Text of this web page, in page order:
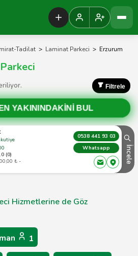
Tadilat > Laminat Parkeci > Erzurum
Filtrele
YAKININDAKİNİ BUL
(0)
₺ -
0538 441 93 03
Whatsapp
İncele
Hizmetlerine de Göz
1